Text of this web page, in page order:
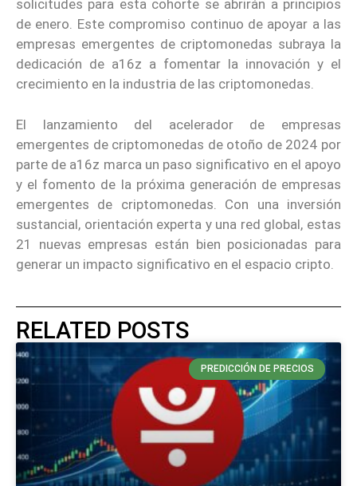
solicitudes para esta cohorte se abrirán a principios
de enero. Este compromiso continuo de apoyar a las
empresas emergentes de criptomonedas subraya la
dedicación de a16z a fomentar la innovación y el
crecimiento en la industria de las criptomonedas.
El lanzamiento del acelerador de empresas
emergentes de criptomonedas de otoño de 2024 por
parte de a16z marca un paso significativo en el apoyo
y el fomento de la próxima generación de empresas
emergentes de criptomonedas. Con una inversión
sustancial, orientación experta y una red global, estas
21 nuevas empresas están bien posicionadas para
generar un impacto significativo en el espacio cripto.
RELATED POSTS
PREDICCIÓN DE PRECIOS